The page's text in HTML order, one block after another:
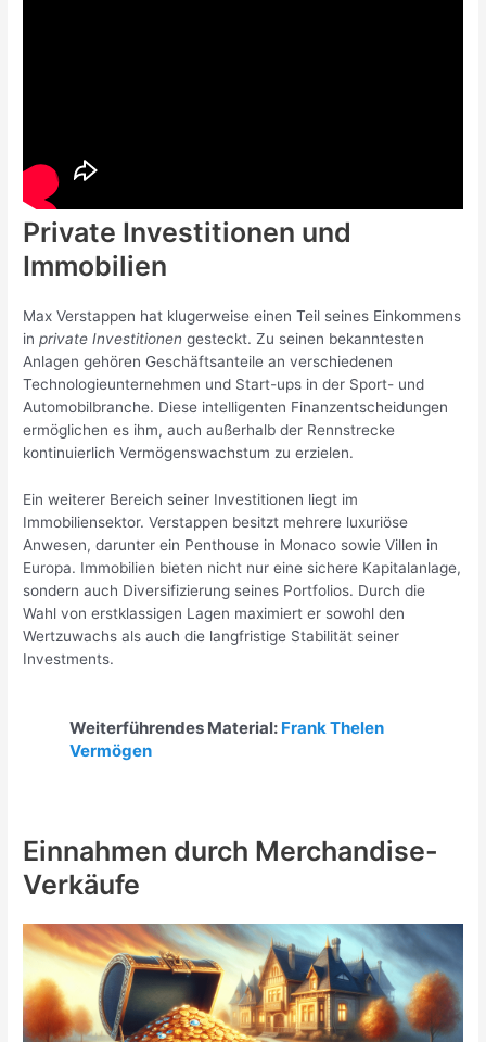
Private Investitionen und
Immobilien
Max Verstappen hat klugerweise einen Teil seines Einkommens
inprivate Investitionen gesteckt. Zu seinen bekanntesten
Anlagen gehören Geschäftsanteile an verschiedenen
Technologieunternehmen und Start-ups in der Sport- und
Automobilbranche. Diese intelligenten Finanzentscheidungen
ermöglichen es ihm, auch außerhalb der Rennstrecke
kontinuierlich Vermögenswachstum zu erzielen.
Ein weiterer Bereich seiner Investitionen liegt im
Immobiliensektor. Verstappen besitzt mehrere luxuriöse
Anwesen, darunter ein Penthouse in Monaco sowie Villen in
Europa. Immobilien bieten nicht nur eine sichere Kapitalanlage,
sondern auch Diversifizierung seines Portfolios. Durch die
Wahl von erstklassigen Lagen maximiert er sowohl den
Wertzuwachs als auch die langfristige Stabilität seiner
Investments.
Weiterführendes Material: Frank Thelen
Vermögen
Einnahmen durch Merchandise-
Verkäufe